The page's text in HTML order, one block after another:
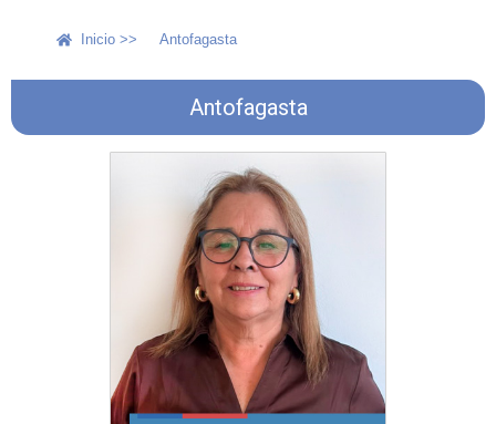
Inicio >> Antofagasta
Antofagasta